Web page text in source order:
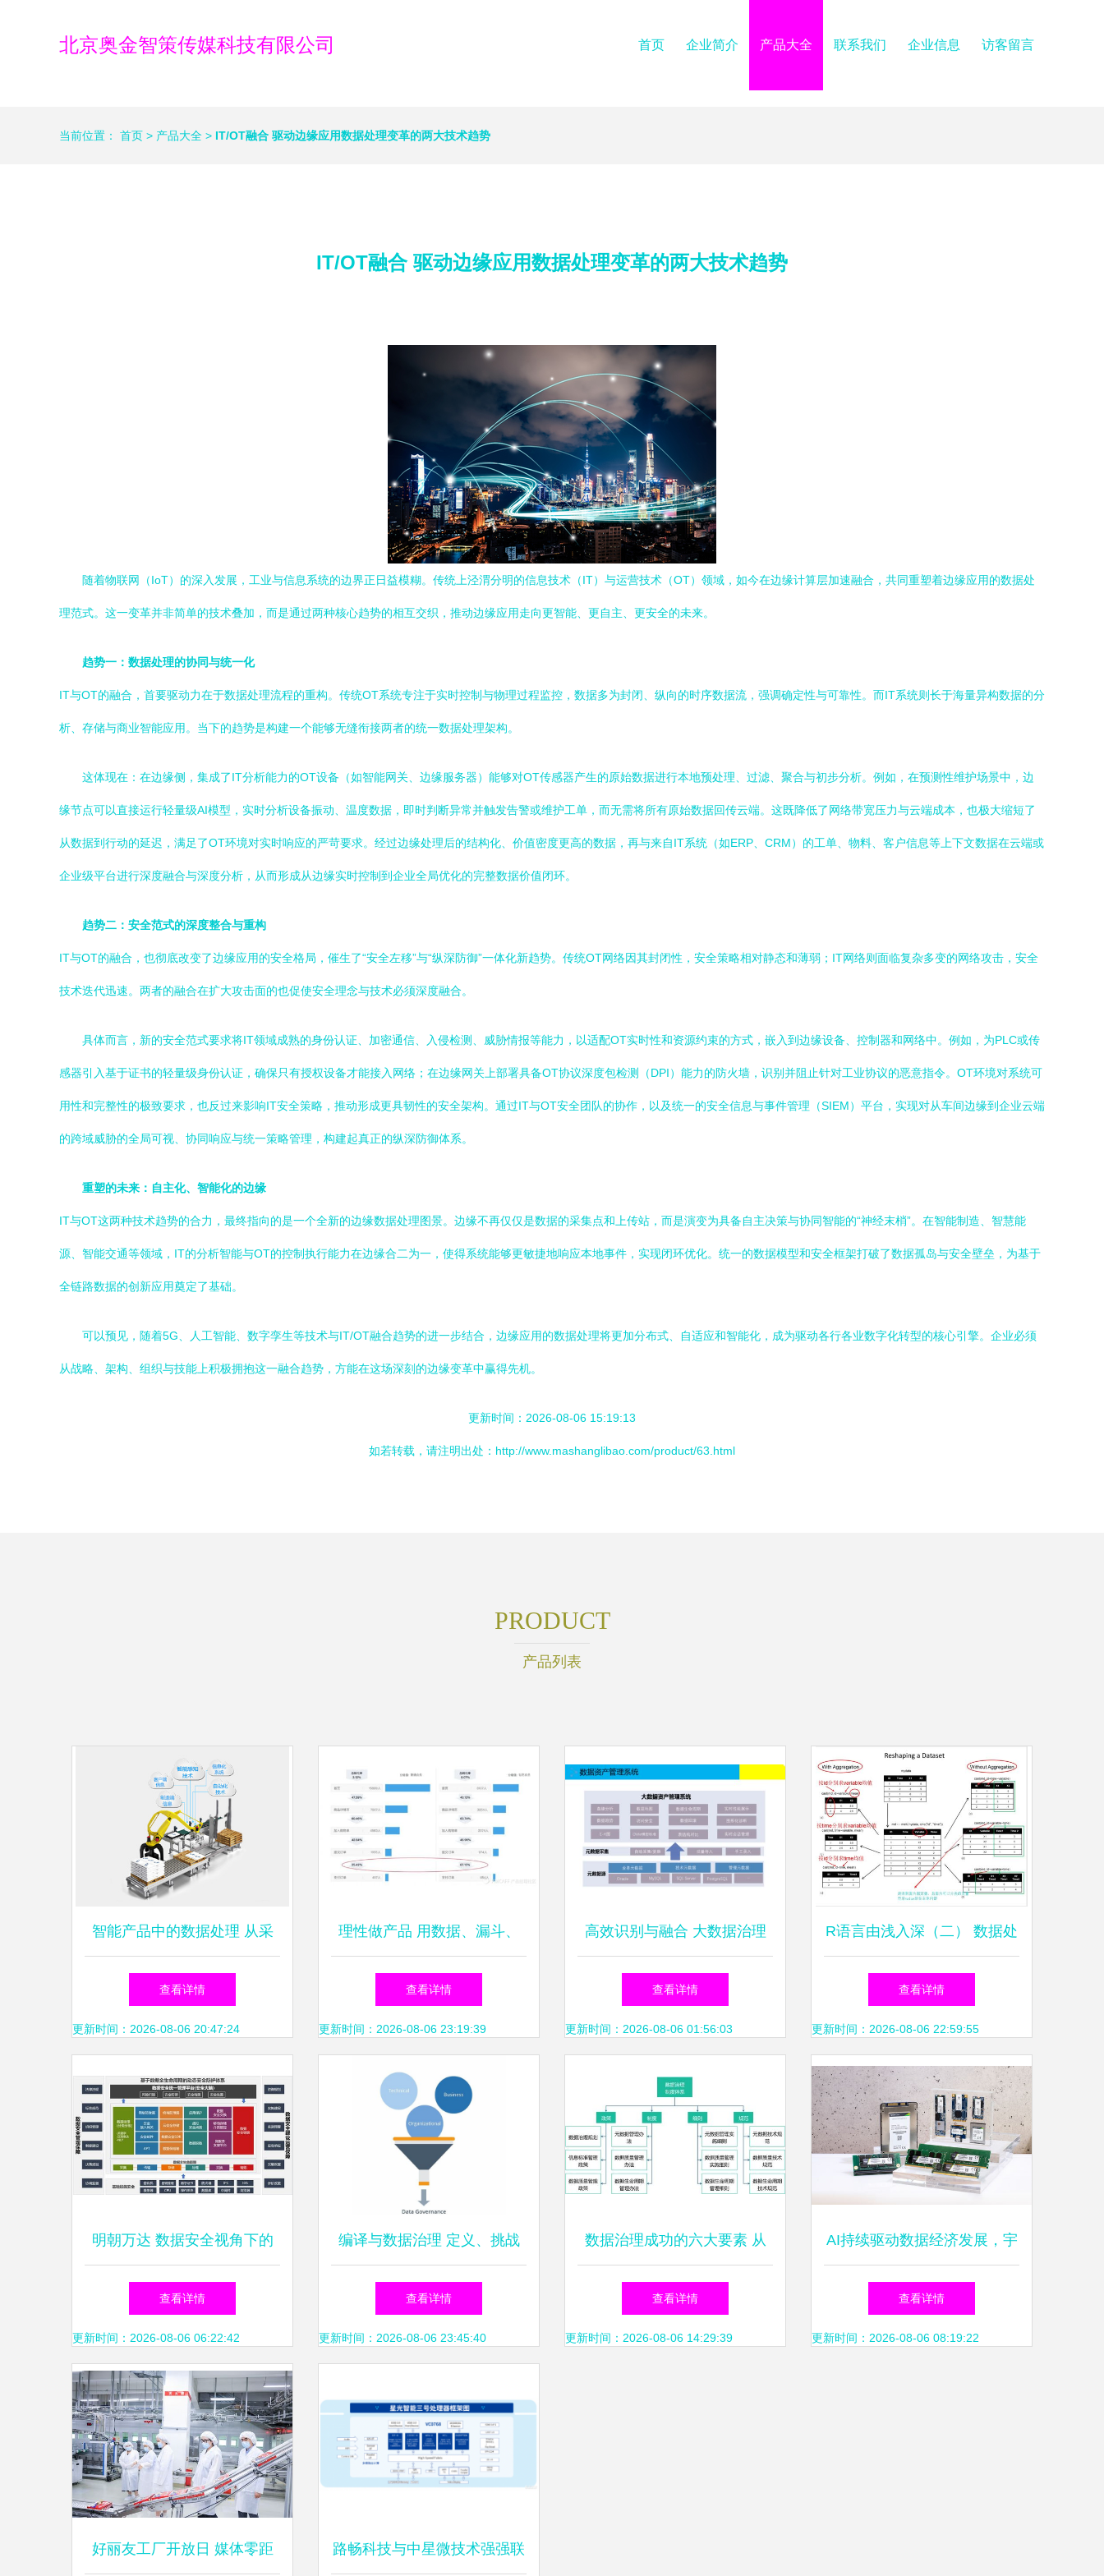
北京奥金智策传媒科技有限公司 首页 企业简介 产品大全 联系我们 企业信息 访客留言
当前位置： 首页 > 产品大全 > IT/OT融合 驱动边缘应用数据处理变革的两大技术趋势
IT/OT融合 驱动边缘应用数据处理变革的两大技术趋势
随着物联网（IoT）的深入发展，工业与信息系统的边界正日益模糊。传统上泾渭分明的信息技术（IT）与运营技术（OT）领域，如今在边缘计算层加速融合，共同重塑着边缘应用的数据处
理范式。这一变革并非简单的技术叠加，而是通过两种核心趋势的相互交织，推动边缘应用走向更智能、更自主、更安全的未来。
趋势一：数据处理的协同与统一化
IT与OT的融合，首要驱动力在于数据处理流程的重构。传统OT系统专注于实时控制与物理过程监控，数据多为封闭、纵向的时序数据流，强调确定性与可靠性。而IT系统则长于海量异构数据的分
析、存储与商业智能应用。当下的趋势是构建一个能够无缝衔接两者的统一数据处理架构。
这体现在：在边缘侧，集成了IT分析能力的OT设备（如智能网关、边缘服务器）能够对OT传感器产生的原始数据进行本地预处理、过滤、聚合与初步分析。例如，在预测性维护场景中，边
缘节点可以直接运行轻量级AI模型，实时分析设备振动、温度数据，即时判断异常并触发告警或维护工单，而无需将所有原始数据回传云端。这既降低了网络带宽压力与云端成本，也极大缩短了
从数据到行动的延迟，满足了OT环境对实时响应的严苛要求。经过边缘处理后的结构化、价值密度更高的数据，再与来自IT系统（如ERP、CRM）的工单、物料、客户信息等上下文数据在云端或
企业级平台进行深度融合与深度分析，从而形成从边缘实时控制到企业全局优化的完整数据价值闭环。
趋势二：安全范式的深度整合与重构
IT与OT的融合，也彻底改变了边缘应用的安全格局，催生了“安全左移”与“纵深防御”一体化新趋势。传统OT网络因其封闭性，安全策略相对静态和薄弱；IT网络则面临复杂多变的网络攻击，安全
技术迭代迅速。两者的融合在扩大攻击面的也促使安全理念与技术必须深度融合。
具体而言，新的安全范式要求将IT领域成熟的身份认证、加密通信、入侵检测、威胁情报等能力，以适配OT实时性和资源约束的方式，嵌入到边缘设备、控制器和网络中。例如，为PLC或传
感器引入基于证书的轻量级身份认证，确保只有授权设备才能接入网络；在边缘网关上部署具备OT协议深度包检测（DPI）能力的防火墙，识别并阻止针对工业协议的恶意指令。OT环境对系统可
用性和完整性的极致要求，也反过来影响IT安全策略，推动形成更具韧性的安全架构。通过IT与OT安全团队的协作，以及统一的安全信息与事件管理（SIEM）平台，实现对从车间边缘到企业云端
的跨域威胁的全局可视、协同响应与统一策略管理，构建起真正的纵深防御体系。
重塑的未来：自主化、智能化的边缘
IT与OT这两种技术趋势的合力，最终指向的是一个全新的边缘数据处理图景。边缘不再仅仅是数据的采集点和上传站，而是演变为具备自主决策与协同智能的“神经末梢”。在智能制造、智慧能
源、智能交通等领域，IT的分析智能与OT的控制执行能力在边缘合二为一，使得系统能够更敏捷地响应本地事件，实现闭环优化。统一的数据模型和安全框架打破了数据孤岛与安全壁垒，为基于
全链路数据的创新应用奠定了基础。
可以预见，随着5G、人工智能、数字孪生等技术与IT/OT融合趋势的进一步结合，边缘应用的数据处理将更加分布式、自适应和智能化，成为驱动各行各业数字化转型的核心引擎。企业必须
从战略、架构、组织与技能上积极拥抱这一融合趋势，方能在这场深刻的边缘变革中赢得先机。
更新时间：2026-08-06 15:19:13
如若转载，请注明出处：http://www.mashanglibao.com/product/63.html
PRODUCT
产品列表
智能产品中的数据处理 从采
集到决策的基石
查看详情
更新时间：2026-08-06 20:47:24
理性做产品 用数据、漏斗、
地图与路径驱动明智决策
查看详情
更新时间：2026-08-06 23:19:39
高效识别与融合 大数据治理
中的数据处理解决方案
查看详情
更新时间：2026-08-06 01:56:03
R语言由浅入深（二） 数据处
理的艺术
查看详情
更新时间：2026-08-06 22:59:55
明朝万达 数据安全视角下的
《关键信息基础设施安全保护
条例》解读
查看详情
更新时间：2026-08-06 06:22:42
编译与数据治理 定义、挑战
及运维协调的最佳实践
查看详情
更新时间：2026-08-06 23:45:40
数据治理成功的六大要素 从
规划到持续优化的关键路径
查看详情
更新时间：2026-08-06 14:29:39
AI持续驱动数据经济发展，宇
瞻科技推出工业级产品识别加
速数据处理进程
查看详情
更新时间：2026-08-06 08:19:22
好丽友工厂开放日 媒体零距 路畅科技与中星微技术强强联